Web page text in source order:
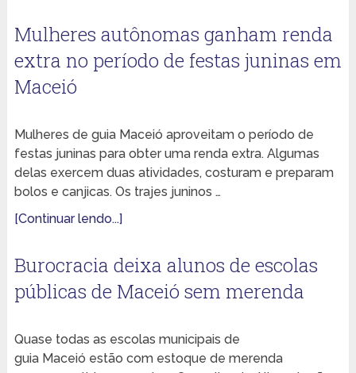
Mulheres autônomas ganham renda
extra no período de festas juninas em
Maceió
Mulheres de guia Maceió aproveitam o período de
festas juninas para obter uma renda extra. Algumas
delas exercem duas atividades, costuram e preparam
bolos e canjicas. Os trajes juninos …
[Continuar lendo...]
Burocracia deixa alunos de escolas
públicas de Maceió sem merenda
Quase todas as escolas municipais de
guia Maceió estão com estoque de merenda